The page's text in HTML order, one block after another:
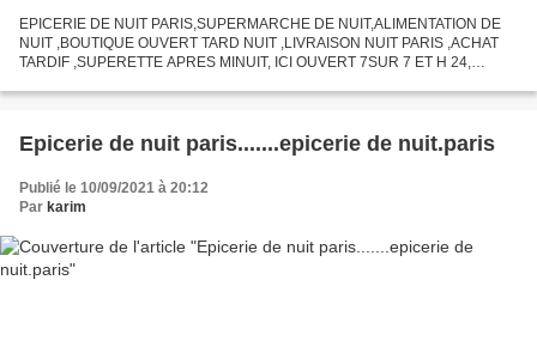
EPICERIE DE NUIT PARIS,SUPERMARCHE DE NUIT,ALIMENTATION DE
NUIT ,BOUTIQUE OUVERT TARD NUIT ,LIVRAISON NUIT PARIS ,ACHAT
TARDIF ,SUPERETTE APRES MINUIT, ICI OUVERT 7SUR 7 ET H 24,
FRUIT,ICI VENTE DE...
Epicerie de nuit paris.......epicerie de nuit.paris
Publié le 10/09/2021 à 20:12
Par karim